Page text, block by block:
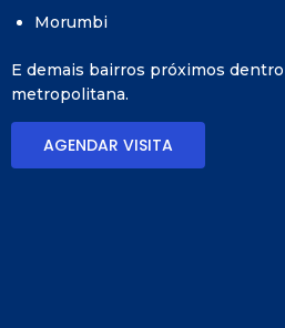
Morumbi
E demais bairros próximos
metropolitana.
AGENDAR VISITA